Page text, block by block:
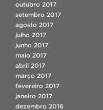
outubro 2017
setembro 2017
agosto 2017
julho 2017
junho 2017
maio 2017
abril 2017
março 2017
fevereiro 2017
janeiro 2017
dezembro 2016